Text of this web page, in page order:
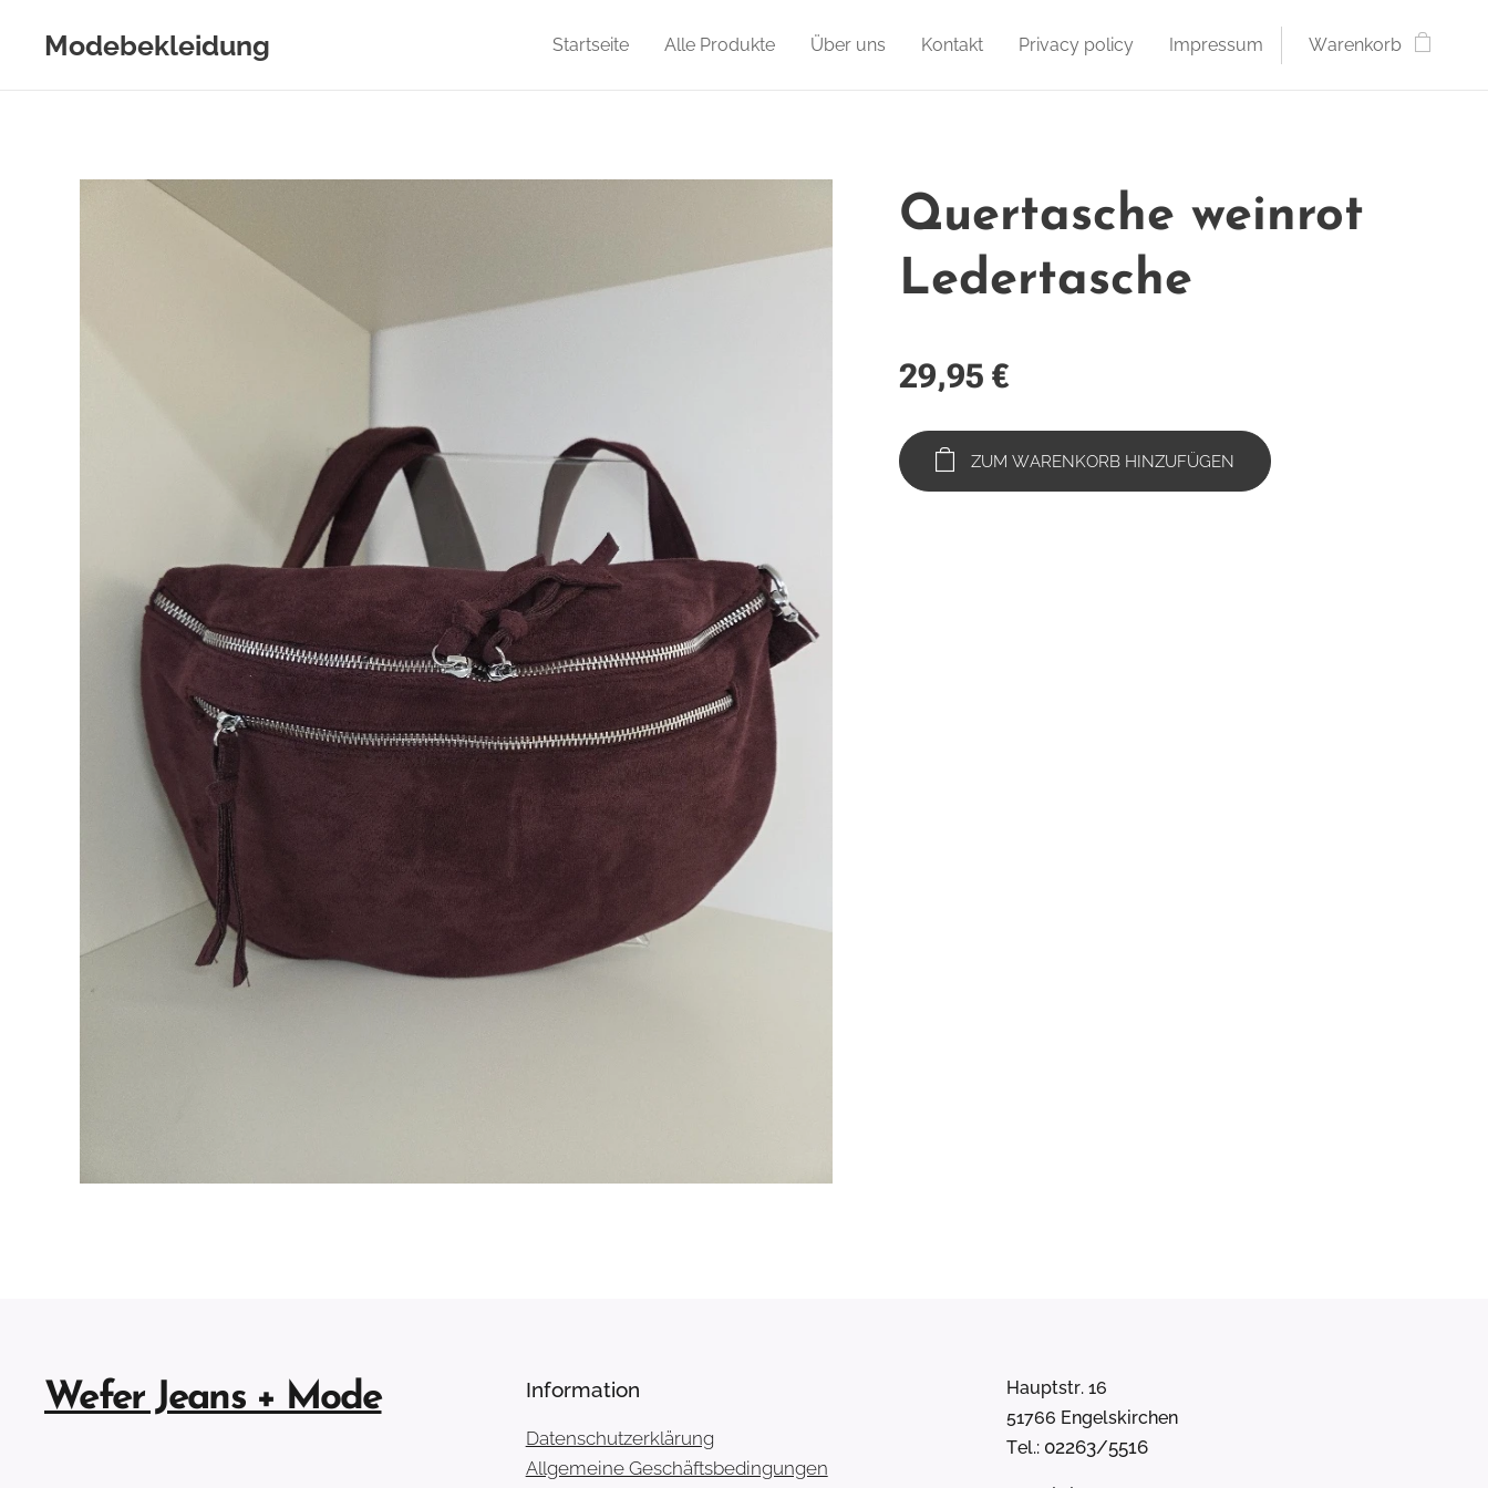
Modebekleidung Startseite Alle Produkte Über uns Kontakt Privacy policy Impressum Warenkorb
Quertasche weinrot
Ledertasche
29,95 €
ZUM WARENKORB HINZUFÜGEN
Wefer Jeans + Mode Information
Datenschutzerklärung
Allgemeine Geschäftsbedingungen
Hauptstr. 16
51766 Engelskirchen
Tel.: 02263/5516